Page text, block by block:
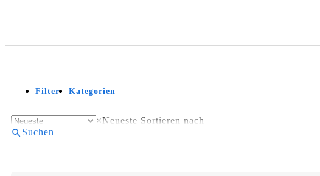
Filter Kategorien
×Neueste Sortieren nach
Suchen